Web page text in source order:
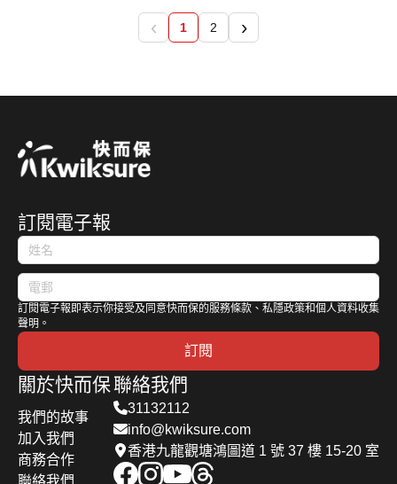
損失可能會
導致公司無
部重創，最
終送院搶救
今日我們快
而保的專家
一解答以上
問題。
接近四成的
由是「無時
間去理」，
成的受訪者
表示「無餘
錢購買」。
但其實香港
公立醫療體
系瀕臨爆煲
醫療保險
&mdash;&mdash;
無論是 傳
統醫保抑或
自願醫保
稅攻略
(VHIS)，除
了因為自願
較為清晰
上一篇專題
文章「 自
傳統醫保
探討和比較
過兩者的優
劣。 在這
篇快而保專
題文章中，
全及私隱問
民航處的建
議，重250
買第三者保
‹ 1 2 ›
訂閱電子報
訂閱電子報即表示你接受及同意快而保的服務條款、私隱政策和個人資料收集
聲明。
訂閱
關於快而保
我們的故事
加入我們
商務合作
聯絡我們
聯絡我們
31132112
info@kwiksure.com
香港九龍觀塘鴻圖道 1 號 37 樓 15-20 室